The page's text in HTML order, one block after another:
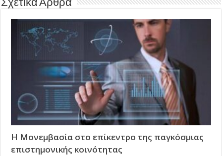
Σχετικά Άρθρα
Η Μονεμβασία στο επίκεντρο της παγκόσμιας
επιστημονικής κοινότητας